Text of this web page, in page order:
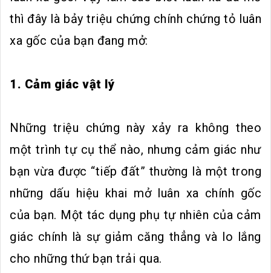
thì đây là bảy triệu chứng chính chứng tỏ luân
xa gốc của bạn đang mở:
1. Cảm giác vật lý
Những triệu chứng này xảy ra không theo
một trình tự cụ thể nào, nhưng cảm giác như
bạn vừa được “tiếp đất” thường là một trong
những dấu hiệu khai mở luân xa chính gốc
của bạn. Một tác dụng phụ tự nhiên của cảm
giác chính là sự giảm căng thẳng và lo lắng
cho những thứ bạn trải qua.